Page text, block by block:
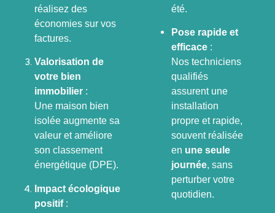
réalisez des
économies sur vos
factures.
Valorisation de
votre bien
immobilier :
Une maison bien
isolée augmente sa
valeur et améliore
son classement
énergétique (DPE).
Impact écologique
positif:
été.
Pose rapide et
efficace:
Nos techniciens
qualifiés
assurent une
installation
propre et rapide,
souvent réalisée
en une seule
journée, sans
perturber votre
quotidien.